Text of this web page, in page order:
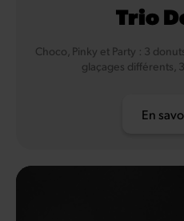
Trio
Choco, Pinky et Party : 3
glaçages différents,
En